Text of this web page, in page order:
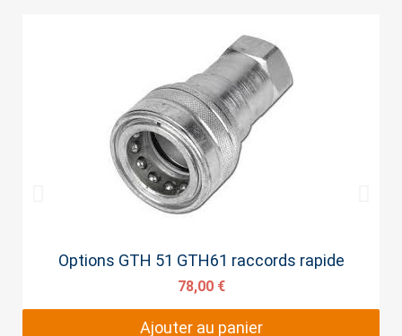
Aperçu rapide
Options GTH 51 GTH61 raccords rapide
78,00 €
Ajouter au panier